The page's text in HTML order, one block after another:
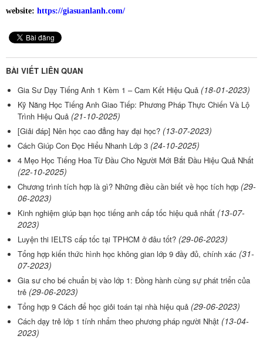
website: https://giasuanlanh.com/
BÀI VIẾT LIÊN QUAN
Gia Sư Dạy Tiếng Anh 1 Kèm 1 – Cam Kết Hiệu Quả (18-01-2023)
Kỹ Năng Học Tiếng Anh Giao Tiếp: Phương Pháp Thực Chiến Và Lộ
Trình Hiệu Quả (21-10-2025)
[Giải đáp] Nên học cao đẳng hay đại học? (13-07-2023)
Cách Giúp Con Đọc Hiểu Nhanh Lớp 3 (24-10-2025)
4 Mẹo Học Tiếng Hoa Từ Đầu Cho Người Mới Bắt Đầu Hiệu Quả Nhất
(22-10-2025)
Chương trình tích hợp là gì? Những điều cần biết về học tích hợp (29-
06-2023)
Kinh nghiệm giúp bạn học tiếng anh cấp tốc hiệu quả nhất (13-07-
2023)
Luyện thi IELTS cấp tốc tại TPHCM ở đâu tốt? (29-06-2023)
Tổng hợp kiến thức hình học không gian lớp 9 đầy đủ, chính xác (31-
07-2023)
Gia sư cho bé chuẩn bị vào lớp 1: Đồng hành cùng sự phát triển của
trẻ (29-06-2023)
Tổng hợp 9 Cách để học giỏi toán tại nhà hiệu quả (29-06-2023)
Cách dạy trẻ lớp 1 tính nhẩm theo phương pháp người Nhật (13-04-
2023)